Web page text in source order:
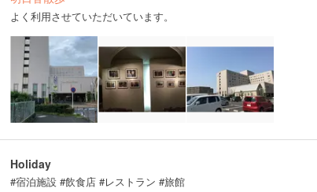
よく利用させていただいています。
Holiday
#宿泊施設 #飲食店 #レストラン #旅館